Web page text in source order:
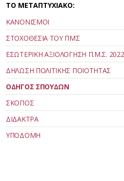
ΤΟ ΜΕΤΑΠΤΥΧΙΑΚΟ:
ΚΑΝΟΝΙΣΜΟΙ
ΣΤΟΧΟΘΕΣΙΑ ΤΟΥ ΠΜΣ
ΕΣΩΤΕΡΙΚΗ ΑΞΙΟΛΟΓΗΣΗ Π.Μ.Σ.
ΔΗΛΩΣΗ ΠΟΛΙΤΙΚΗΣ ΠΟΙΟΤΗΤΑΣ
ΟΔΗΓΟΣ ΣΠΟΥΔΩΝ
ΣΚΟΠΟΣ
ΔΙΔΑΚΤΡΑ
ΥΠΟΔΟΜΗ